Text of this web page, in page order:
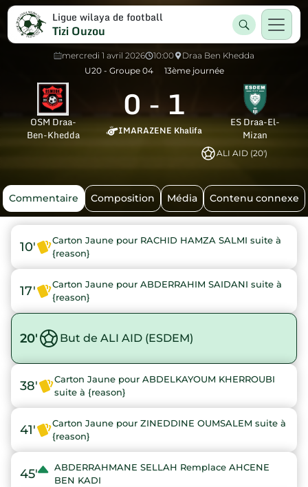
Ligue wilaya de football
Tizi Ouzou
mercredi 1 avril 2026 10:00
Draa Ben Khedda
U20 - Groupe 04
13ème journée
OSM Draa-
Ben-Khedda
0 - 1
IMARAZENE Khalifa
ES Draa-El-
Mizan
ALI AID (20')
Commentaire Composition Média Contenu connexe
10'
Carton Jaune pour RACHID HAMZA SALMI suite à
{reason}
17'
Carton Jaune pour ABDERRAHIM SAIDANI suite à
{reason}
20' But de ALI AID (ESDEM)
38'
Carton Jaune pour ABDELKAYOUM KHERROUBI
suite à {reason}
41'
Carton Jaune pour ZINEDDINE OUMSALEM suite à
{reason}
45'
ABDERRAHMANE SELLAH Remplace AHCENE
BEN KADI